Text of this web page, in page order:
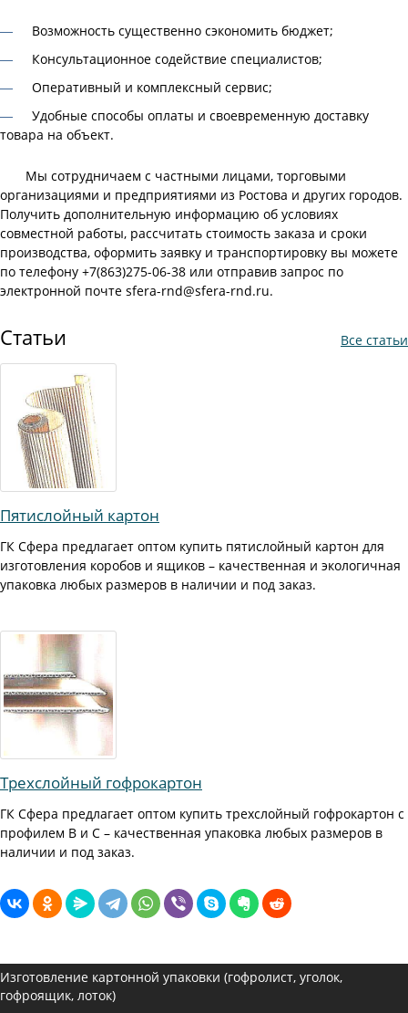
Возможность существенно сэкономить бюджет;
Консультационное содействие специалистов;
Оперативный и комплексный сервис;
Удобные способы оплаты и своевременную доставку
товара на объект.
Мы сотрудничаем с частными лицами, торговыми
организациями и предприятиями из Ростова и других городов.
Получить дополнительную информацию об условиях
совместной работы, рассчитать стоимость заказа и сроки
производства, оформить заявку и транспортировку вы можете
по телефону +7(863)275-06-38 или отправив запрос по
электронной почте sfera-rnd@sfera-rnd.ru.
Статьи Все статьи
Пятислойный картон
ГК Сфера предлагает оптом купить пятислойный картон для
изготовления коробов и ящиков – качественная и экологичная
упаковка любых размеров в наличии и под заказ.
Трехслойный гофрокартон
ГК Сфера предлагает оптом купить трехслойный гофрокартон с
профилем В и С – качественная упаковка любых размеров в
наличии и под заказ.
Изготовление картонной упаковки (гофролист, уголок,
гофроящик, лоток)